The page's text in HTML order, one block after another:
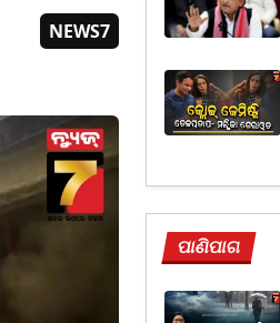
NEWS7
ପାଣିପାଗ